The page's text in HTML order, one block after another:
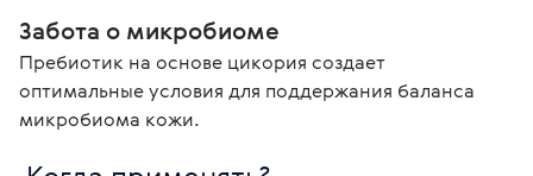
Забота о микробиоме
Пребиотик на основе цикория создает
оптимальные условия для поддержания баланса
микробиома кожи.